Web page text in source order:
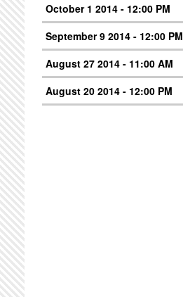
October 1 2014 - 12:00 PM
September 9 2014 - 12:00 PM
August 27 2014 - 11:00 AM
August 20 2014 - 12:00 PM